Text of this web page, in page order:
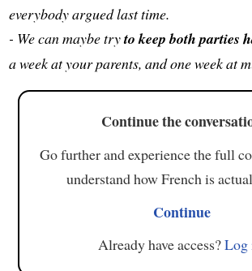
everybody argued last time.
- We can maybe tryto keep both parties
a week at your parents, and one week at
Continue the
Go further and experience the full
understand how French is
Continue
Already have access?Log